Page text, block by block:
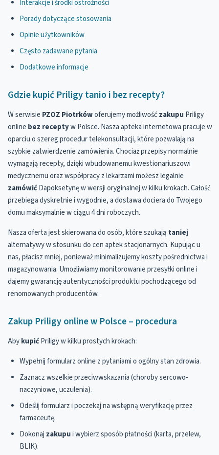
Interakcje i środki ostrożności
Porady dotyczące stosowania
Opinie użytkowników
Często zadawane pytania
Dodatkowe informacje
Gdzie kupić Priligy tanio i bez recepty?
W serwisie PZOZ Piotrkówoferujemy możliwośćzakupu Priligy
online bez receptyw Polsce. Nasza apteka internetowa pracuje w
oparciu o szereg procedur telekonsultacji, które pozwalają na
szybkie zatwierdzenie zamówienia. Chociaż przepisy normalnie
wymagają recepty, dzięki wbudowanemu kwestionariuszowi
medycznemu oraz współpracy z lekarzami możesz legalnie
zamówićDapoksetynę w wersji oryginalnej w kilku krokach. Całość
przebiega dyskretnie i wygodnie, a dostawa dociera do Twojego
domu maksymalnie w ciągu 4 dni roboczych.
Nasza oferta jest skierowana do osób, które szukają taniej
alternatywy w stosunku do cen aptek stacjonarnych. Kupując u
nas, płacisz mniej, ponieważ minimalizujemy koszty pośrednictwa i
magazynowania. Umożliwiamy monitorowanie przesyłki online i
dajemy gwarancję autentyczności produktu pochodzącego od
renomowanych producentów.
Zakup Priligy online w Polsce – procedura
AbykupićPriligy w kilku prostych krokach:
Wypełnij formularz online z pytaniami o ogólny stan zdrowia.
Zaznacz wszelkie przeciwwskazania (choroby sercowo-
naczyniowe, uczulenia).
Odeślij formularz i poczekaj na wstępną weryfikację przez
farmaceutę.
Dokonaj zakupui wybierz sposób płatności (karta, przelew,
BLIK).